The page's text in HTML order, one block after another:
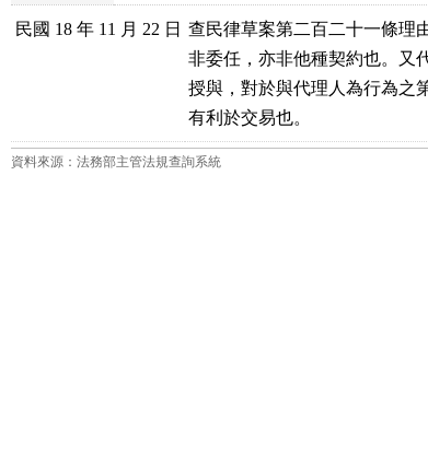
民國 18 年 11 月 22 日 查民律草案第二百二十一條理
非委任，亦非他種契約也。又
授與，對於與代理人為行為之
資料來源：法務部主管法規查詢系統